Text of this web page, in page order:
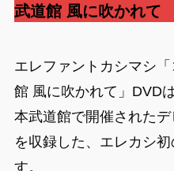
武道館 風に吹かれて
エレファントカシマシ
館 風に吹かれて」DVD
本武道館で開催された
を収録した、エレカシ
す。